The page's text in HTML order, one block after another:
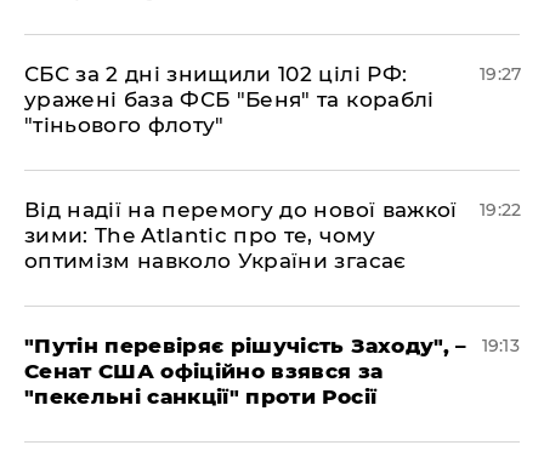
​СБС за 2 дні знищили 102 цілі РФ:
уражені база ФСБ "Беня" та кораблі
"тіньового флоту"
19:27
​Від надії на перемогу до нової важкої
зими: The Atlantic про те, чому
оптимізм навколо України згасає
19:22
​"Путін перевіряє рішучість Заходу", –
Сенат США офіційно взявся за
"пекельні санкції" проти Росії
19:13